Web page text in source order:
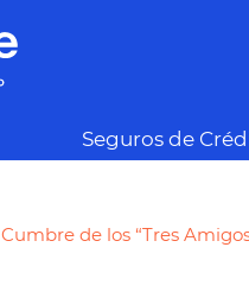
Seguros de
Cumbre de los “Tres